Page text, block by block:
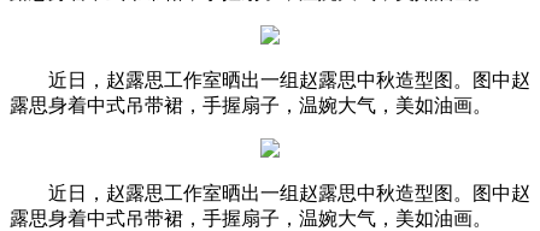
近日，赵露思工作室晒出一组赵露思中秋造型图。图中赵
露思身着中式吊带裙，手握扇子，温婉大气，美如油画。
近日，赵露思工作室晒出一组赵露思中秋造型图。图中赵
露思身着中式吊带裙，手握扇子，温婉大气，美如油画。